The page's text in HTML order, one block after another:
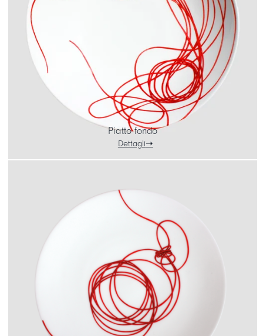
Piatto fondo
Dettagli